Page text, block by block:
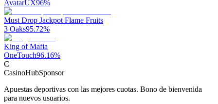
AvatarUX96%
Must Drop Jackpot Flame Fruits
3 Oaks95.72%
King of Mafia
OneTouch96.16%
C
CasinoHubSponsor
Apuestas deportivas con las mejores cuotas. Bono de bienvenida
para nuevos usuarios.